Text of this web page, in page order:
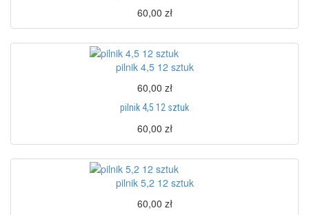
60,00 zł
pilnik 4,5 12 sztuk
60,00 zł
pilnik 4,5 12 sztuk
60,00 zł
pilnik 5,2 12 sztuk
60,00 zł